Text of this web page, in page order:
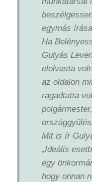
egymás
Ha
Gulyás
elolvasta
az oldalon
ragadtatta
Mit is ír
„Ideális
egy
hogy onnan